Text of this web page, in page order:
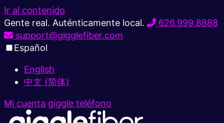
Ir al contenido
Gente real. Auténticamente local.
626.999.8888
support@gigglefiber.com
Español
English
中文 (简体)
Mi cuenta giggle teléfono